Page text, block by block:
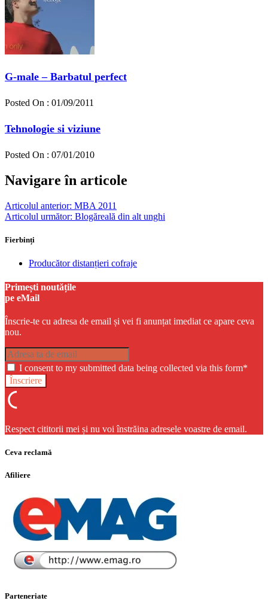
G-male – Barbatul perfect
Posted On : 01/09/2011
Tehnologie si viziune
Posted On : 07/01/2010
Navigare în articole
Articolul anterior: MBA 2011
Articolul următor: Blogăreală din alt unghi
Fierbinți
Producător distanțieri cofraje
Primești noutățile
pe eMail
Înscrie-te cu adresa de email și vei fi anunțat imediat ce apare ceva
nou.
I consent to my submitted data being collected via this form*
Respect cititorii mei și nu voi înstrăina adresele voastre de email.
Ceva reclamă
Afiliere
Parteneriate